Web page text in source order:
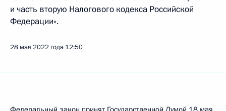
и часть вторую Налогового кодекса Российской
Федерации».
28 мая 2022 года 12:50